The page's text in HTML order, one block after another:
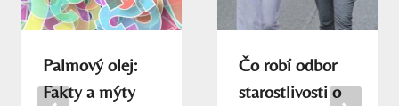
Palmový olej:
Fakty a mýty
Čo robí odbor
starostlivosti o